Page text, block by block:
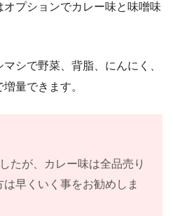
オプションでカレー味と味噌味
シで野菜、背脂、にんにく、
量できます。
たが、カレー味は全品売り
早くいく事をお勧めしま